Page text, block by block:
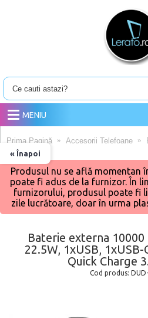
MENIU
« Înapoi
Prima Pagină Accesorii Telefoane
Produsul nu se află momentan
poate fi adus de la furnizor. În
furnizorului, produsul poate fi
zile lucrătoare, doar în urma
Baterie externa 10000
22.5W, 1xUSB, 1xUSB-
Quick Charge
Cod produs: